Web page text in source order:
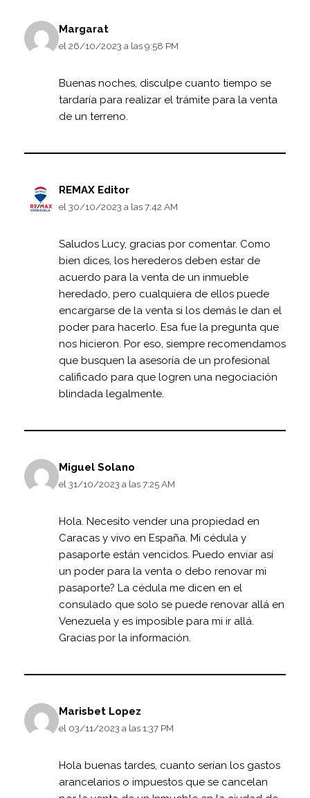
Margarat
el 26/10/2023 a las 9:58 PM
Buenas noches, disculpe cuanto tiempo se
tardaría para realizar el trámite para la venta
de un terreno.
REMAX Editor
el 30/10/2023 a las 7:42 AM
Saludos Lucy, gracias por comentar. Como
bien dices, los herederos deben estar de
acuerdo para la venta de un inmueble
heredado, pero cualquiera de ellos puede
encargarse de la venta si los demás le dan el
poder para hacerlo. Esa fue la pregunta que
nos hicieron. Por eso, siempre recomendamos
que busquen la asesoría de un profesional
calificado para que logren una negociación
blindada legalmente.
Miguel Solano
el 31/10/2023 a las 7:25 AM
Hola. Necesito vender una propiedad en
Caracas y vivo en España. Mi cédula y
pasaporte están vencidos. Puedo enviar así
un poder para la venta o debo renovar mi
pasaporte? La cédula me dicen en el
consulado que solo se puede renovar allá en
Venezuela y es imposible para mi ir allá.
Gracias por la información.
Marisbet Lopez
el 03/11/2023 a las 1:37 PM
Hola buenas tardes, cuanto serían los gastos
arancelarios o impuestos que se cancelan